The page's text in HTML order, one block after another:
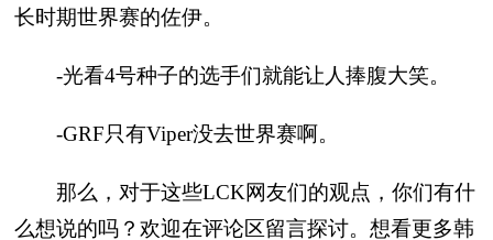
长时期世界赛的佐伊。
-光看4号种子的选手们就能让人捧腹大笑。
-GRF只有Viper没去世界赛啊。
那么，对于这些LCK网友们的观点，你们有什
么想说的吗？欢迎在评论区留言探讨。想看更多韩